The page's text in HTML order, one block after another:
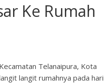
Ke Rumah
Telanaipura, Kota
langit rumahnya pada hari